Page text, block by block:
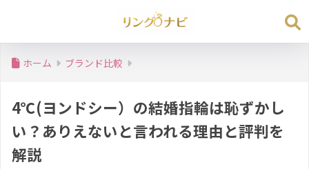
ホーム ブランド比較
4℃(ヨンドシー）の結婚指輪は恥ずかし
い？ありえないと言われる理由と評判を
解説